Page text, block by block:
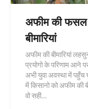
अफीम की फसल
बीमारियां
अफीम की बीमारियां
प्रयोगो के परिणाम आने
अभी युवा अवस्था में पहुँच
में किसानो को अफीम की
वो सही…